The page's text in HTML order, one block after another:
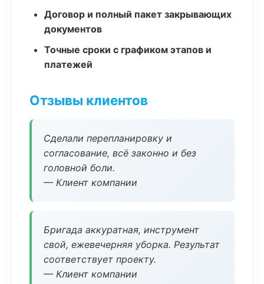
Договор и полный пакет закрывающих
документов
Точные сроки с графиком этапов и
платежей
Отзывы клиентов
Сделали перепланировку и
согласование, всё законно и без
головной боли.
— Клиент компании
Бригада аккуратная, инструмент
свой, ежевечерняя уборка. Результат
соответствует проекту.
— Клиент компании